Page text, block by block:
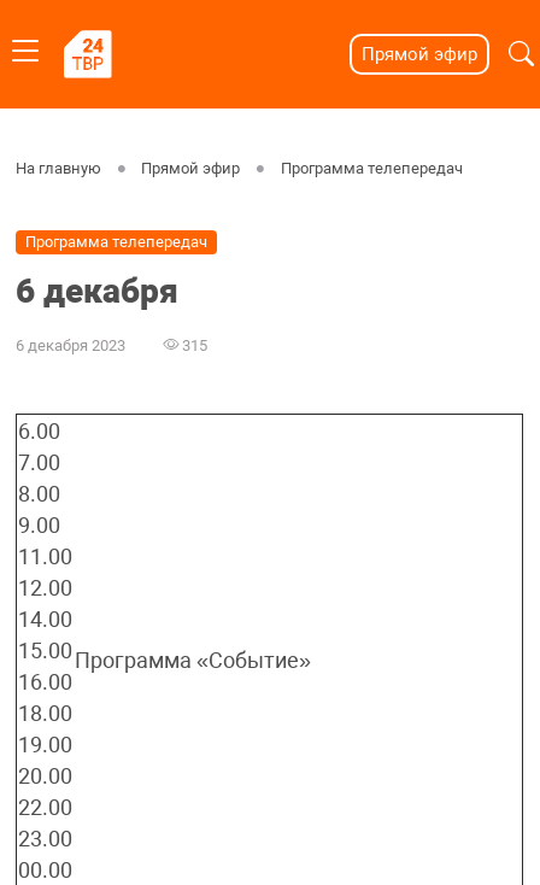
Прямой эфир
На главную Прямой эфир Программа телепередач
Программа телепередач
6 декабря
6 декабря 2023 315
6.00
7.00
8.00
9.00
11.00
12.00
14.00
15.00
16.00
18.00
19.00
20.00
22.00
23.00
00.00
Программа «Событие»